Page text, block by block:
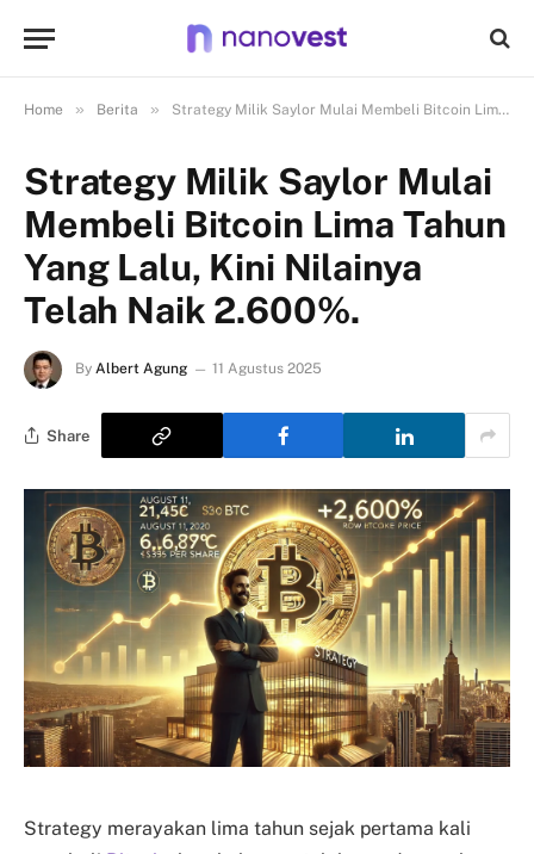
Home » Berita » Strategy Milik Saylor Mulai Membeli Bitcoin Lima Tahun Yang Lalu, Kini Nilainya Telah Naik 2.600%.
Strategy Milik Saylor Mulai
Membeli Bitcoin Lima Tahun
Yang Lalu, Kini Nilainya
Telah Naik 2.600%.
By Albert Agung 11 Agustus 2025
Share
Strategy merayakan lima tahun sejak pertama kali